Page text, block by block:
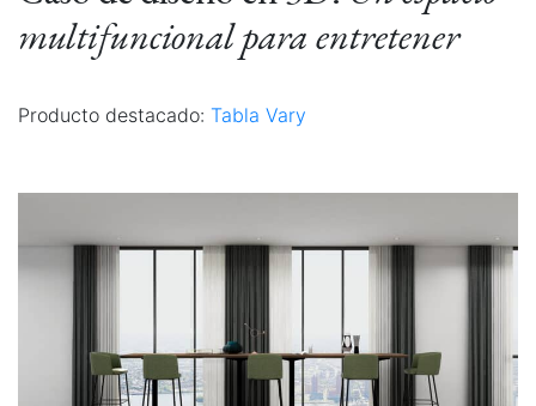
multifuncional para entretener
Producto destacado: Tabla Vary